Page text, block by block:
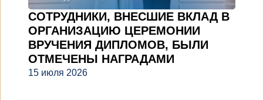
СОТРУДНИКИ, ВНЕСШИЕ ВКЛАД В
ОРГАНИЗАЦИЮ ЦЕРЕМОНИИ
ВРУЧЕНИЯ ДИПЛОМОВ, БЫЛИ
ОТМЕЧЕНЫ НАГРАДАМИ
15 июля 2026